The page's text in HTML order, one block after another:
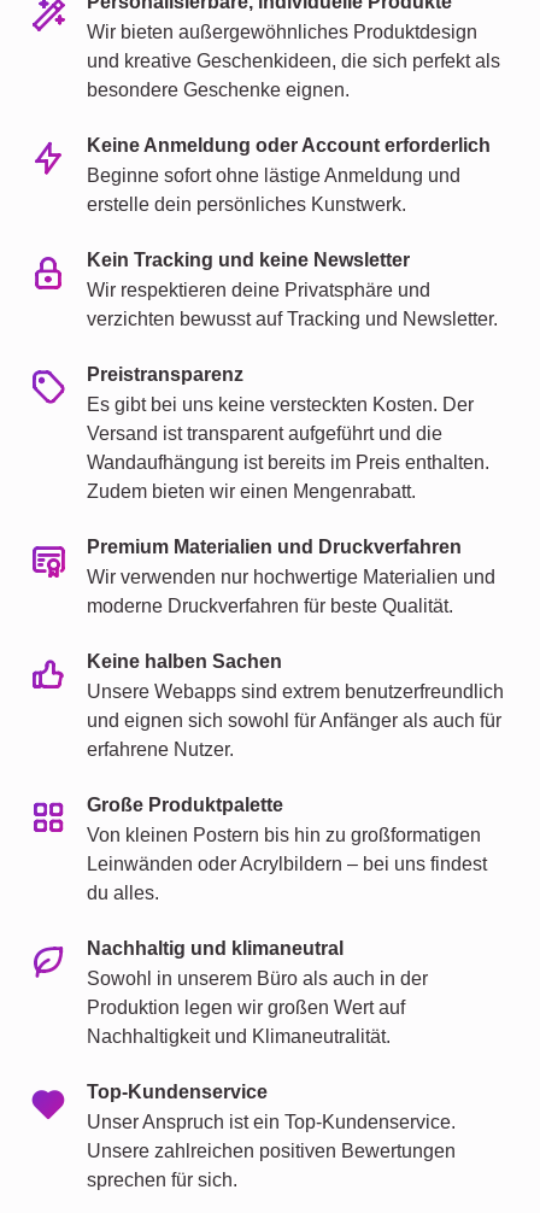
Wir bieten außergewöhnliches Produktdesign
und kreative Geschenkideen, die sich perfekt als
besondere Geschenke eignen.
Keine Anmeldung oder Account erforderlich
Beginne sofort ohne lästige Anmeldung und
erstelle dein persönliches Kunstwerk.
Kein Tracking und keine Newsletter
Wir respektieren deine Privatsphäre und
verzichten bewusst auf Tracking und Newsletter.
Preistransparenz
Es gibt bei uns keine versteckten Kosten. Der
Versand ist transparent aufgeführt und die
Wandaufhängung ist bereits im Preis enthalten.
Zudem bieten wir einen Mengenrabatt.
Premium Materialien und Druckverfahren
Wir verwenden nur hochwertige Materialien und
moderne Druckverfahren für beste Qualität.
Keine halben Sachen
Unsere Webapps sind extrem benutzerfreundlich
und eignen sich sowohl für Anfänger als auch für
erfahrene Nutzer.
Große Produktpalette
Von kleinen Postern bis hin zu großformatigen
Leinwänden oder Acrylbildern – bei uns findest
du alles.
Nachhaltig und klimaneutral
Sowohl in unserem Büro als auch in der
Produktion legen wir großen Wert auf
Nachhaltigkeit und Klimaneutralität.
Top-Kundenservice
Unser Anspruch ist ein Top-Kundenservice.
Unsere zahlreichen positiven Bewertungen
sprechen für sich.